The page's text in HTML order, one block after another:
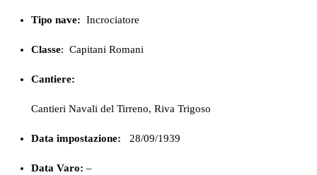
Tipo nave: Incrociatore
Classe: Capitani Romani
Cantiere:
Cantieri Navali del Tirreno, Riva Trigoso
Data impostazione: 28/09/1939
Data Varo: –